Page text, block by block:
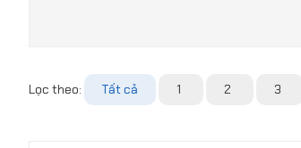
Lọc theo: Tất cả 1 2 3